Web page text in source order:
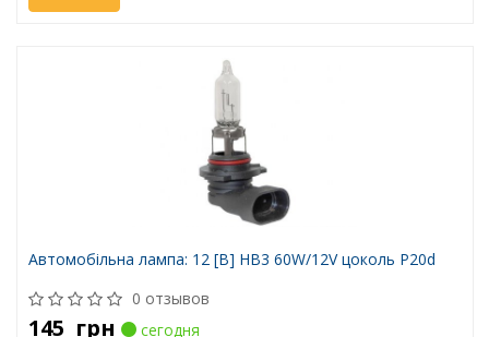
Автомобiльна лампа: 12 [В] HB3 60W/12V цоколь P20d
0 отзывов
145 грн сегодня